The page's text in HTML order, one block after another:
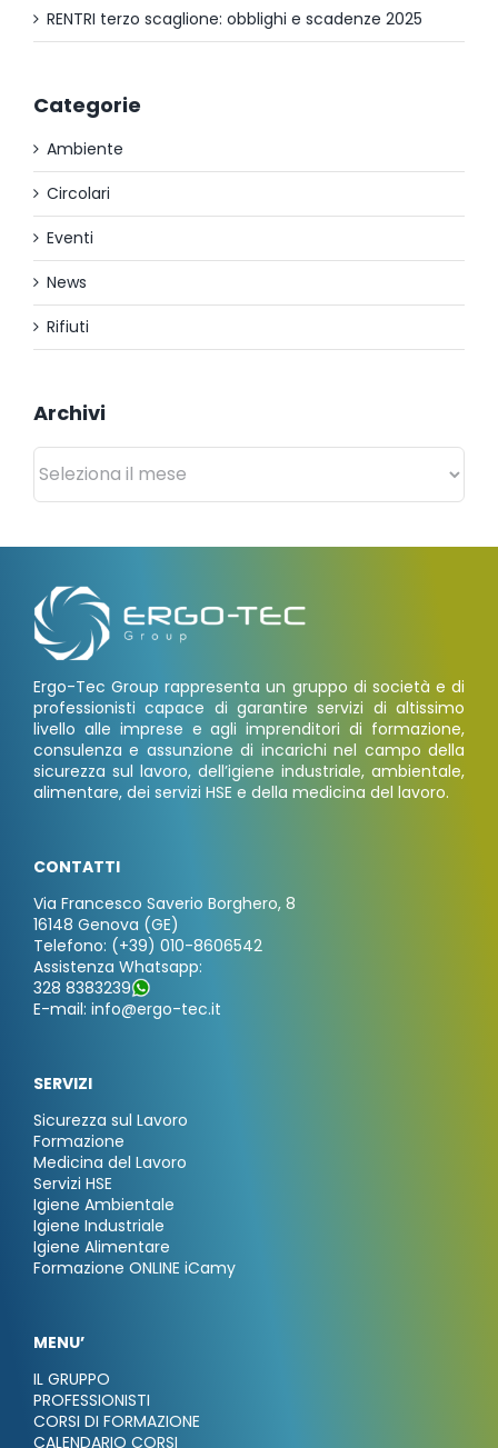
RENTRI terzo scaglione: obblighi e scadenze 2025
Categorie
Ambiente
Circolari
Eventi
News
Rifiuti
Archivi
Archivi
Ergo-Tec Group rappresenta un gruppo di società e di
professionisti capace di garantire servizi di altissimo
livello alle imprese e agli imprenditori di formazione,
consulenza e assunzione di incarichi nel campo della
sicurezza sul lavoro, dell’igiene industriale, ambientale,
alimentare, dei servizi HSE e della medicina del lavoro.
CONTATTI
Via Francesco Saverio Borghero, 8
16148 Genova (GE)
Telefono: (+39) 010-8606542
Assistenza Whatsapp:
328 8383239
E-mail: info@ergo-tec.it
SERVIZI
Sicurezza sul Lavoro
Formazione
Medicina del Lavoro
Servizi HSE
Igiene Ambientale
Igiene Industriale
Igiene Alimentare
Formazione ONLINE iCamy
MENU’
IL GRUPPO
PROFESSIONISTI
CORSI DI FORMAZIONE
CALENDARIO CORSI